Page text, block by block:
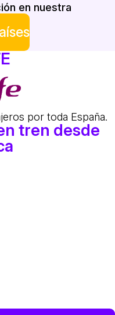
en nuestra
por toda España.
tren desde